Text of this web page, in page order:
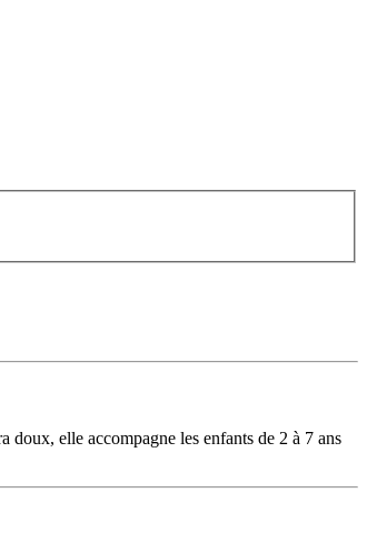
doux, elle accompagne les enfants de 2 à 7 ans